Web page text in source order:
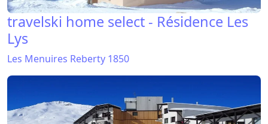
travelski home select - Résidence Les
Lys
Les Menuires Reberty 1850